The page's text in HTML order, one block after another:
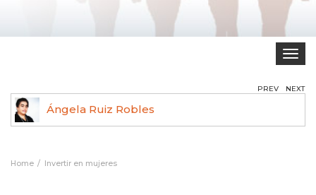
Toggle
Ángela Ruiz Robles
PREV NEXT
Home Invertir en mujeres